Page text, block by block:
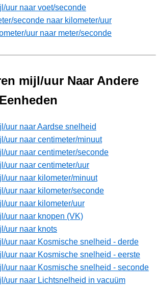
uur naar voet/seconde
seconde naar kilometer/uur
uur naar meter/seconde
mijl/uur Naar Andere
uur naar Aardse snelheid
uur naar centimeter/minuut
uur naar centimeter/seconde
uur naar centimeter/uur
uur naar kilometer/minuut
uur naar kilometer/seconde
uur naar kilometer/uur
uur naar knopen (VK)
uur naar knots
uur naar Kosmische snelheid - derde
uur naar Kosmische snelheid - eerste
uur naar Kosmische snelheid - seconde
uur naar Lichtsnelheid in vacuüm